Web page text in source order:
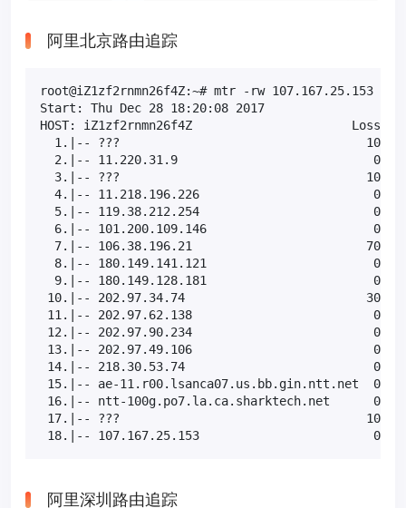
阿里北京路由追踪
root@iZ1zf2rnmn26f4Z:~# mtr -rw 107.167.25.153
Start: Thu Dec 28 18:20:08 2017
HOST: iZ1zf2rnmn26f4Z                      Loss%
1.|-- ???
2.|-- 11.220.31.9
3.|-- ???
4.|-- 11.218.196.226
5.|-- 119.38.212.254
6.|-- 101.200.109.146
7.|-- 106.38.196.21
8.|-- 180.149.141.121
9.|-- 180.149.128.181
10.|-- 202.97.34.74
11.|-- 202.97.62.138
12.|-- 202.97.90.234                         0.0%
13.|-- 202.97.49.106                         0.0%
14.|-- 218.30.53.74                          0.0%
15.|-- ae-11.r00.lsanca07.us.bb.gin.ntt.net
16.|-- ntt-100g.po7.la.ca.sharktech.net
17.|-- ???                                  100.0
18.|-- 107.167.25.153                        0.0%
阿里深圳路由追踪